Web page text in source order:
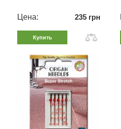
Цена: 235 грн
Купить